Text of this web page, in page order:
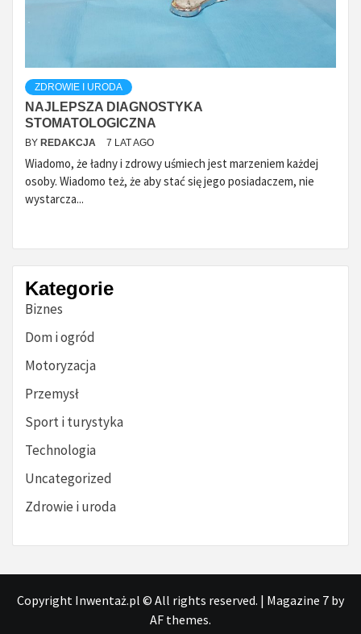
ZDROWIE I URODA
NAJLEPSZA DIAGNOSTYKA
STOMATOLOGICZNA
BY REDAKCJA 7 LAT AGO
Wiadomo, że ładny i zdrowy uśmiech jest marzeniem każdej
osoby. Wiadomo też, że aby stać się jego posiadaczem, nie
wystarcza...
Kategorie
Biznes
Dom i ogród
Motoryzacja
Przemysł
Sport i turystyka
Technologia
Uncategorized
Zdrowie i uroda
Copyright Inwentaż.pl © All rights reserved. | Magazine 7 by
AF themes.